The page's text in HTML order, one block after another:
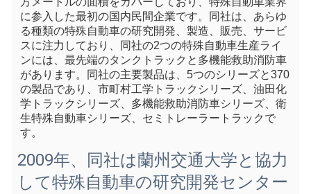
に参入した最初の国内民間企業です。同社は、あらゆ
る種類の特殊自動車の研究開発、製造、販売、サービ
スに注力しており、同社の2つの特殊自動車生産ライ
ンには、最先端のタンクトラックと多機能救助消防車
があります。同社の主要製品は、5つのシリーズと370
の製品であり、市町村工学トラックシリーズ、油田化
学トラックシリーズ、多機能救助消防車シリーズ、衛
生特殊自動車シリーズ、セミトレーラートラックで
す。
2009年、同社は蘭州交通大学と協力
して特殊自動車の研究開発センター